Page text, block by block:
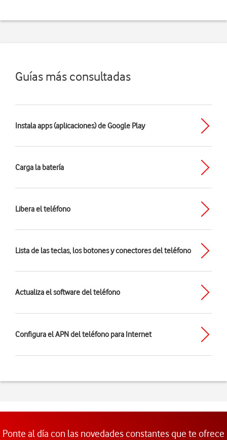
Guías más consultadas
Instala apps (aplicaciones) de Google Play
Carga la batería
Libera el teléfono
Lista de las teclas, los botones y conectores del teléfono
Actualiza el software del teléfono
Configura el APN del teléfono para Internet
Ponte al día con las novedades constantes que te ofrece